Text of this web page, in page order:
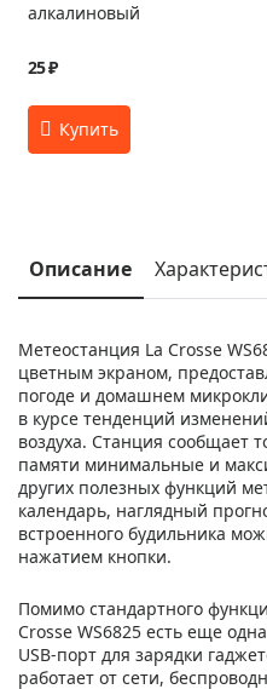
алкалиновый
25 ₽
Описание
Метеостанция La Crosse
цветным экраном,
погоде и домашнем
в курсе тенденций
воздуха. Станция сообщает
памяти минимальные и
других полезных функций
календарь, наглядный
встроенного будильника
нажатием кнопки.
Помимо стандартного
Crosse WS6825 есть еще
USB-порт для зарядки
работает от сети,